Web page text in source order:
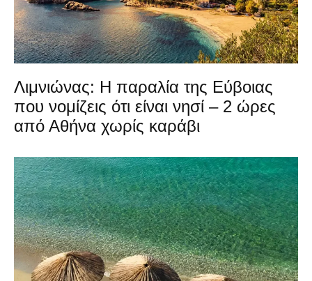
Λιμνιώνας: Η παραλία της Εύβοιας
που νομίζεις ότι είναι νησί – 2 ώρες
από Αθήνα χωρίς καράβι